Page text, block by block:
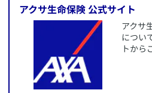
​アクサ生命保険 公式サイト
アクサ
につい
トから